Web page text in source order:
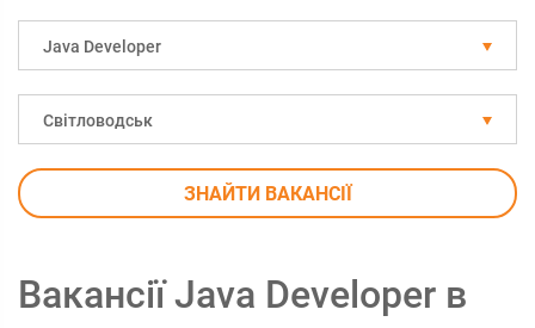
Java Developer
Світловодськ
ЗНАЙТИ ВАКАНСІЇ
Вакансії Java Developer в